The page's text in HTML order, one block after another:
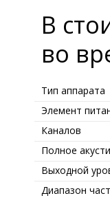
В
во
Тип аппарата
Элемент
Каналов
Полное
Выходной
Диапазон